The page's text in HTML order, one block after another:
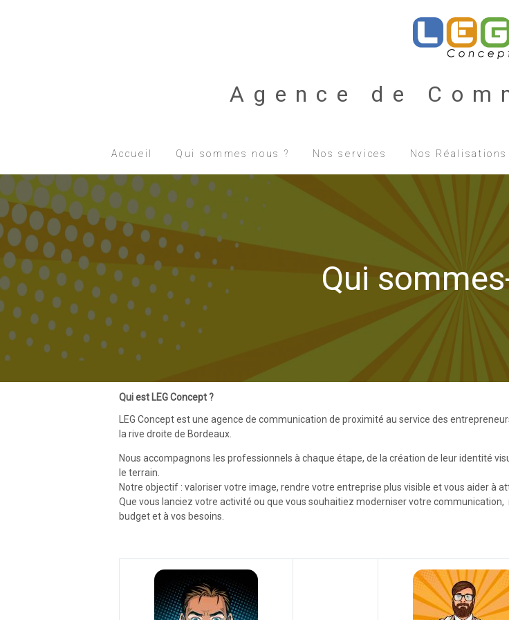
Agence de
Accueil Qui sommes nous ? Nos services Nos Réalisations
Qui
Qui est LEG Concept ?
LEG Concept est une agence de communication de proximité au service des
la rive droite de Bordeaux.
Nous accompagnons les professionnels à chaque étape, de la création de leur identité
le terrain.
Notre objectif : valoriser votre image, rendre votre entreprise plus visible et vous aider à
Que vous lanciez votre activité ou que vous souhaitiez moderniser votre
budget et à vos besoins.